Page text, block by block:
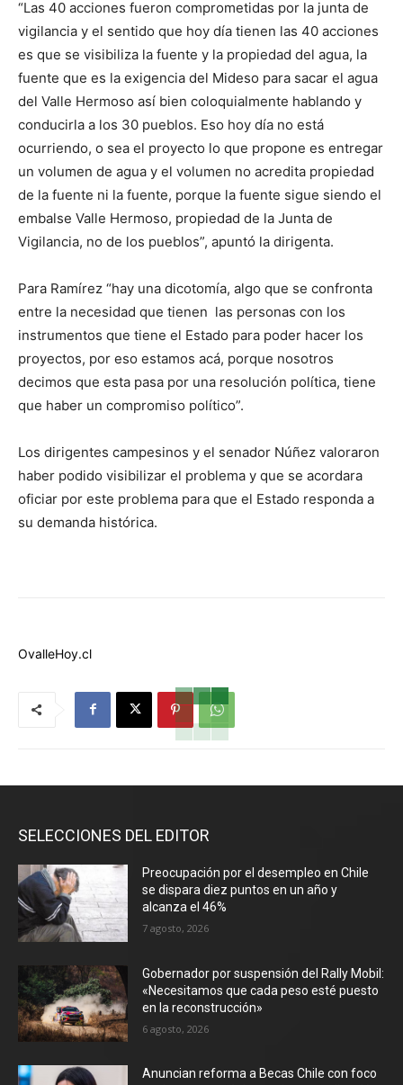
“Las 40 acciones fueron comprometidas por la junta de
vigilancia y el sentido que hoy día tienen las 40 acciones
es que se visibiliza la fuente y la propiedad del agua, la
fuente que es la exigencia del Mideso para sacar el agua
del Valle Hermoso así bien coloquialmente hablando y
conducirla a los 30 pueblos. Eso hoy día no está
ocurriendo, o sea el proyecto lo que propone es entregar
un volumen de agua y el volumen no acredita propiedad
de la fuente ni la fuente, porque la fuente sigue siendo el
embalse Valle Hermoso, propiedad de la Junta de
Vigilancia, no de los pueblos”, apuntó la dirigenta.
Para Ramírez “hay una dicotomía, algo que se confronta
entre la necesidad que tienen las personas con los
instrumentos que tiene el Estado para poder hacer los
proyectos, por eso estamos acá, porque nosotros
decimos que esta pasa por una resolución política, tiene
que haber un compromiso político”.
Los dirigentes campesinos y el senador Núñez valoraron
haber podido visibilizar el problema y que se acordara
oficiar por este problema para que el Estado responda a
su demanda histórica.
OvalleHoy.cl